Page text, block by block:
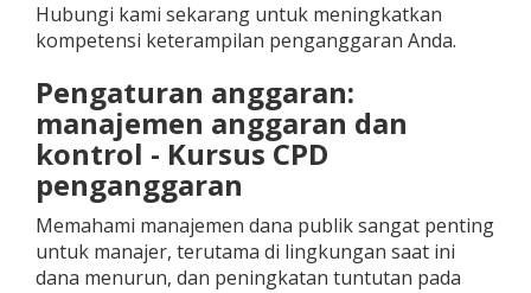
Hubungi kami sekarang untuk meningkatkan
kompetensi keterampilan penganggaran Anda.
Pengaturan anggaran:
manajemen anggaran dan
kontrol - Kursus CPD
penganggaran
Memahami manajemen dana publik sangat penting
untuk manajer, terutama di lingkungan saat ini
dana menurun, dan peningkatan tuntutan pada